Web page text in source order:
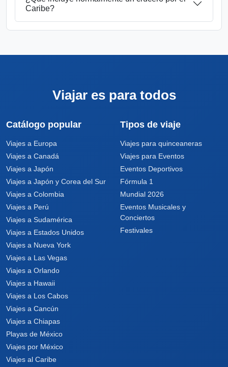
Caribe?
Viajar es para todos
Catálogo popular
Viajes a Europa
Viajes a Canadá
Viajes a Japón
Viajes a Japón y Corea del Sur
Viajes a Colombia
Viajes a Perú
Viajes a Sudamérica
Viajes a Estados Unidos
Viajes a Nueva York
Viajes a Las Vegas
Viajes a Orlando
Viajes a Hawaii
Viajes a Los Cabos
Viajes a Cancún
Viajes a Chiapas
Playas de México
Viajes por México
Viajes al Caribe
Tipos de viaje
Viajes para quinceaneras
Viajes para Eventos
Eventos Deportivos
Fórmula 1
Mundial 2026
Eventos Musicales y
Conciertos
Festivales